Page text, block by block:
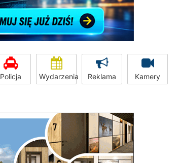
Policja Wydarzenia Reklama Kamery